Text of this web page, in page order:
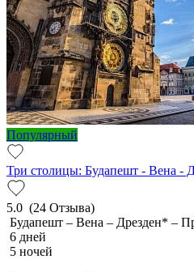
Популярный
Три столицы: Будапешт - Вена -
5.0 (24 Отзыва)
Будапешт – Вена – Дрезден* –
6 дней
5 ночей